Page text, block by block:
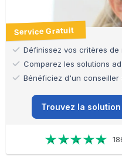
Service Gratuit
Définissez vos critères de
Comparez les solutions
Bénéficiez d'un conseiller
Trouvez la